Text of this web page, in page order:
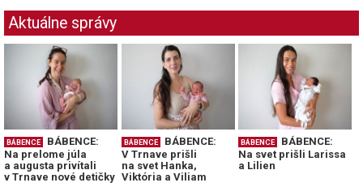
Aktuálne správy
BÁBENCE
BÁBENCE:
Na prelome júla
a augusta privítali
v Trnave nové detičky
BÁBENCE
BÁBENCE:
V Trnave prišli
na svet Hanka,
Viktória a Viliam
BÁBENCE
BÁBENCE:
Na svet prišli Larissa
a Lilien